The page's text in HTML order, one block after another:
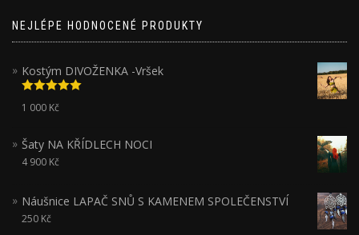
NEJLÉPE HODNOCENÉ PRODUKTY
Kostým DIVOŽENKA -Vršek
Hodnocení
5.00z 5
1 000 Kč
Šaty NA KŘÍDLECH NOCI
4 900 Kč
Náušnice LAPAČ SNŮ S KAMENEM SPOLEČENSTVÍ
250 Kč